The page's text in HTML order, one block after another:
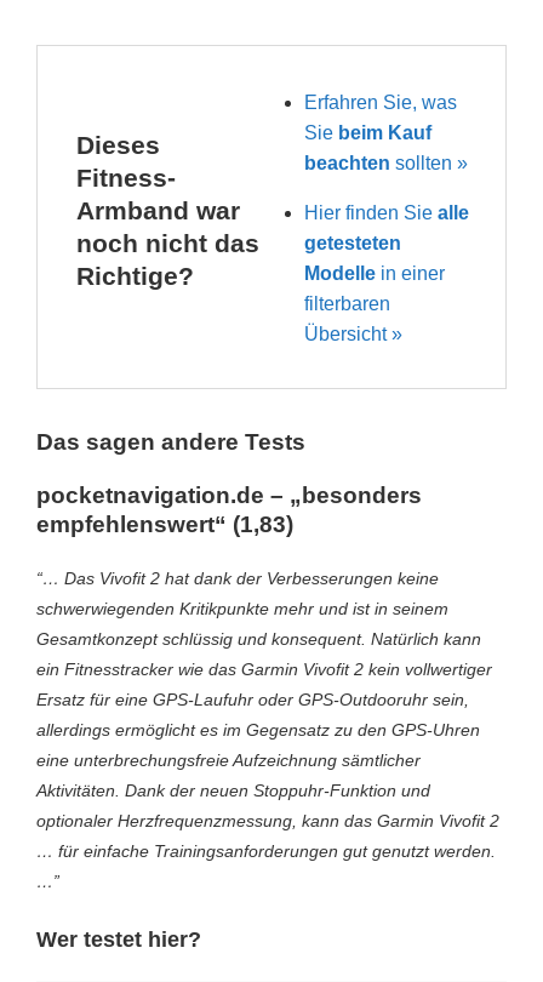
Dieses
Fitness-
Armband war
noch nicht das
Richtige?
Erfahren Sie, was
Sie beim Kauf
beachten sollten »
Hier finden Siealle
getesteten
Modelle in einer
filterbaren
Übersicht »
Das sagen andere Tests
pocketnavigation.de – „besonders
empfehlenswert“ (1,83)
“… Das Vivofit 2 hat dank der Verbesserungen keine
schwerwiegenden Kritikpunkte mehr und ist in seinem
Gesamtkonzept schlüssig und konsequent. Natürlich kann
ein Fitnesstracker wie das Garmin Vivofit 2 kein vollwertiger
Ersatz für eine GPS-Laufuhr oder GPS-Outdooruhr sein,
allerdings ermöglicht es im Gegensatz zu den GPS-Uhren
eine unterbrechungsfreie Aufzeichnung sämtlicher
Aktivitäten. Dank der neuen Stoppuhr-Funktion und
optionaler Herzfrequenzmessung, kann das Garmin Vivofit 2
… für einfache Trainingsanforderungen gut genutzt werden.
…”
Wer testet hier?